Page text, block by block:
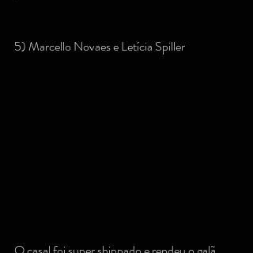
5) Marcello Novaes e Letícia Spiller